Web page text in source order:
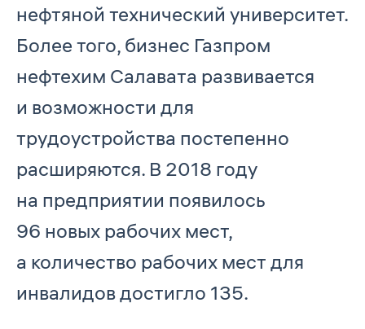
нефтяной технический университет.
Более того, бизнес Газпром
нефтехим Салавата развивается
и возможности для
трудоустройства постепенно
расширяются. В 2018 году
на предприятии появилось
96 новых рабочих мест,
а количество рабочих мест для
инвалидов достигло 135.